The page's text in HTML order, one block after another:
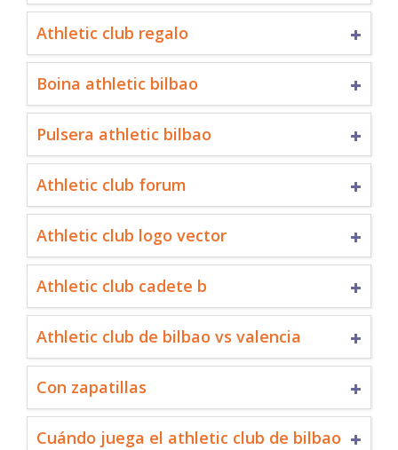
Athletic club regalo
Boina athletic bilbao
Pulsera athletic bilbao
Athletic club forum
Athletic club logo vector
Athletic club cadete b
Athletic club de bilbao vs valencia
Con zapatillas
Cuándo juega el athletic club de bilbao